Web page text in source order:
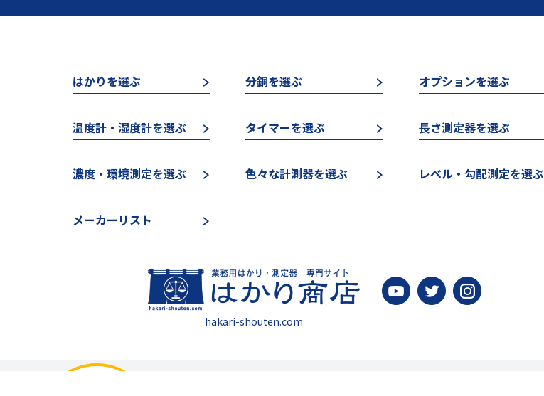
はかりを選ぶ 分銅を選ぶ オプションを選ぶ
温度計・湿度計を選ぶ タイマーを選ぶ 長さ測定器を選ぶ
濃度・環境測定を選ぶ 色々な計測器を選ぶ レベル・勾配測定を選ぶ
メーカーリスト
hakari-shouten.com